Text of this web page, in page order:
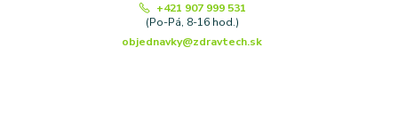
+421 907 999 531
(Po-Pá, 8-16 hod.)
objednavky@zdravtech.sk